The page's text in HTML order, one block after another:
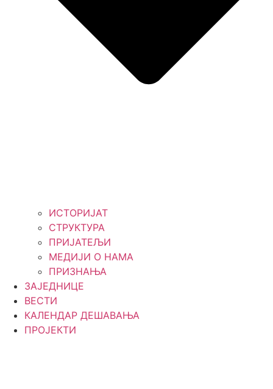
ИСТОРИЈАТ
СТРУКТУРА
ПРИЈАТЕЉИ
МЕДИЈИ О НАМА
ПРИЗНАЊА
ЗАЈЕДНИЦЕ
ВЕСТИ
КАЛЕНДАР ДЕШАВАЊА
ПРОЈЕКТИ